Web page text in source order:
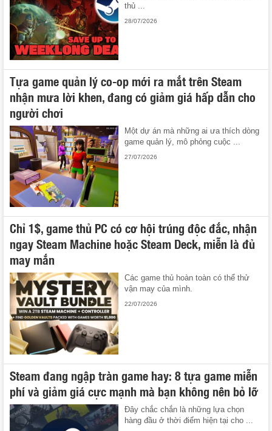
thủ ...
28/07/2026
Tựa game quản lý co-op mới ra mắt trên Steam
nhận mưa lời khen, đang có giảm giá hấp dẫn cho
người chơi
Một dự án mà những ai ưa thích dòng
game quản lý, mô phỏng cuộc ...
27/07/2026
Chỉ 1$, game thủ PC có cơ hội trúng độc đắc, nhận
ngay Steam Machine hoặc Steam Deck, miễn là đủ
may mắn
Các game thủ hoàn toàn có thể thử
vận may của mình.
22/07/2026
Steam đang ngập tràn game hay: 8 tựa game miễn
phí và giảm giá cực mạnh mà bạn không nên bỏ lỡ
Đây chắc chắn là những lựa chọn
hàng đầu ở thời điểm hiện tại cho ...